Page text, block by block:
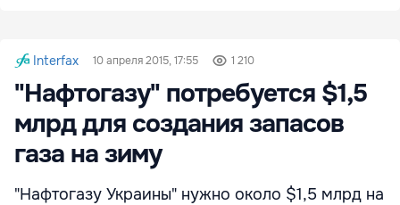
Interfax 10 апреля 2015, 17:55 1 210
"Нафтогазу" потребуется $1,5
млрд для создания запасов
газа на зиму
"Нафтогазу Украины" нужно около $1,5 млрд на